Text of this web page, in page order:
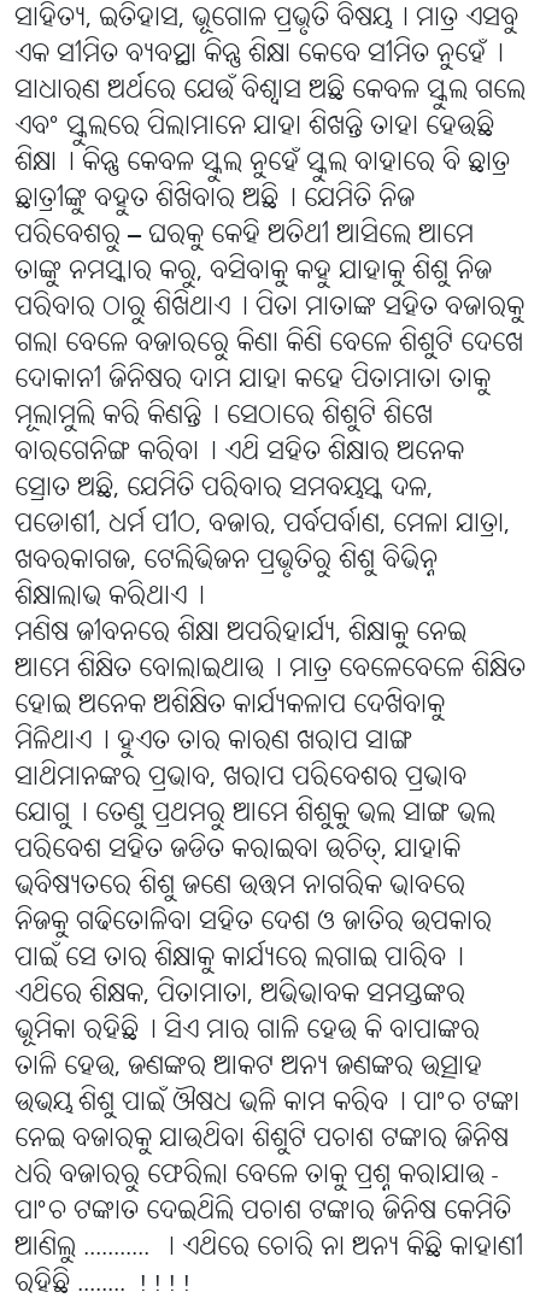
ସାହିତ୍ୟ, ଇତିହାସ, ଭୂଗୋଳ ପ୍ରଭୃତି ବିଷୟ୤ ମାତ୍ର ଏସବୁ
ଏକ ସୀମିତ ବ୍ୟବସ୍ଥା କିନ୍ତୁ ଶିକ୍ଷା କେବେ ସୀମିତ ନୁହେଁ୤
ସାଧାରଣ ଅର୍ଥରେ ଯେଉଁ ବିଶ୍ୱାସ ଅଛି କେବଳ ସ୍କୁଲ ଗଲେ
ଏବଂ ସ୍କୁଲରେ ପିଲାମାନେ ଯାହା ଶିଖନ୍ତି ତାହା ହେଉଛି
ଶିକ୍ଷା୤ କିନ୍ତୁ କେବଳ ସ୍କୁଲ ନୁହେଁ ସ୍କୁଲ ବାହାରେ ବି ଛାତ୍ର
ଛାତ୍ରୀଙ୍କୁ ବହୁତ ଶିଖିବାର ଅଛି୤ ଯେମିତି ନିଜ
ପରିବେଶରୁ – ଘରକୁ କେହି ଅତିଥୀ ଆସିଲେ ଆମେ
ତାଙ୍କୁ ନମସ୍କାର କରୁ, ବସିବାକୁ କହୁ ଯାହାକୁ ଶିଶୁ ନିଜ
ପରିବାର ଠାରୁ ଶିଖିଥାଏ୤ ପିତା ମାତାଙ୍କ ସହିତ ବଜାରକୁ
ଗଲା ବେଳେ ବଜାରରେୁ କିଣା କିଣି ବେଳେ ଶିଶୁଟି ଦେଖେ
ଦୋକାନୀ ଜିନିଷର ଦାମ ଯାହା କହେ ପିତାମାତା ତାକୁ
ମୂଲାମୁଲି କରି କିଣନ୍ତି୤ ସେଠାରେ ଶିଶୁଟି ଶିଖେ
ବାରଗେନିଙ୍ଗ କରିବା୤ ଏଥି ସହିତ ଶିକ୍ଷାର ଅନେକ
ସ୍ରୋତ ଅଛି, ଯେମିତି ପରିବାର ସମବୟସ୍କ ଦଳ,
ପଡୋଶୀ, ଧର୍ମ ପୀଠ, ବଜାର, ପର୍ବପର୍ବାଣ, ମେଳା ଯାତ୍ରା,
ଖବରକାଗଜ, ଟେଲିଭିଜନ ପ୍ରଭୃତିରୁ ଶିଶୁ ବିଭିନ୍ନ
ଶିକ୍ଷାଲାଭ କରିଥାଏ୤
ମଣିଷ ଜୀବନରେ ଶିକ୍ଷା ଅପରିହାର୍ଯ୍ୟ, ଶିକ୍ଷାକୁ ନେଇ
ଆମେ ଶିକ୍ଷିତ ବୋଲାଇଥାଉ୤ ମାତ୍ର ବେଳେବେଳେ ଶିକ୍ଷିତ
ହୋଇ ଅନେକ ଅଶିକ୍ଷିତ କାର୍ଯ୍ୟକଳାପ ଦେଖିବାକୁ
ମିଳିଥାଏ୤ ହୁଏତ ତାର କାରଣ ଖରାପ ସାଙ୍ଗ
ସାଥିମାନଙ୍କର ପ୍ରଭାବ, ଖରାପ ପରିବେଶର ପ୍ରଭାବ
ଯୋଗୁ୤ ତେଣୁ ପ୍ରଥମରୁ ଆମେ ଶିଶୁକୁ ଭଲ ସାଙ୍ଗ ଭଲ
ପରିବେଶ ସହିତ ଜଡିତ କରାଇବା ଉଚିତ୍, ଯାହାକି
ଭବିଷ୍ୟତରେ ଶିଶୁ ଜଣେ ଉତ୍ତମ ନାଗରିକ ଭାବରେ
ନିଜକୁ ଗଢିତୋଳିବା ସହିତ ଦେଶ ଓ ଜାତିର ଉପକାର
ପାଇଁ ସେ ତାର ଶିକ୍ଷାକୁ କାର୍ଯ୍ୟରେ ଲଗାଇ ପାରିବ୤
ଏଥିରେ ଶିକ୍ଷକ, ପିତାମାତା, ଅଭିଭାବକ ସମସ୍ତଙ୍କର
ଭୂମିକା ରହିଛି୤ ସିଏ ମାର ଗାଳି ହେଉ କି ବାପାଙ୍କର
ତାଳି ହେଉ, ଜଣଙ୍କର ଆକଟ ଅନ୍ୟ ଜଣଙ୍କର ଉତ୍ସାହ
ଉଭୟ ଶିଶୁ ପାଇଁ ଔଷଧ ଭଳି କାମ କରିବ୤ ପାଂଚ ଟଙ୍କା
ନେଇ ବଜାରକୁ ଯାଉଥିବା ଶିଶୁଟି ପଚାଶ ଟଙ୍କାର ଜିନିଷ
ଧରି ବଜାରରୁ ଫେରିଲା ବେଳେ ତାକୁ ପ୍ରଶ୍ନ କରାଯାଉ -
ପାଂଚ ଟଙ୍କାତ ଦେଇଥିଲି ପଚାଶ ଟଙ୍କାର ଜିନିଷ କେମିତି
ଆଣିଲୁ ........... । ଏଥିରେ ଚୋରି ନା ଅନ୍ୟ କିଛି କାହାଣୀ
ରହିଛି ........ !!!!